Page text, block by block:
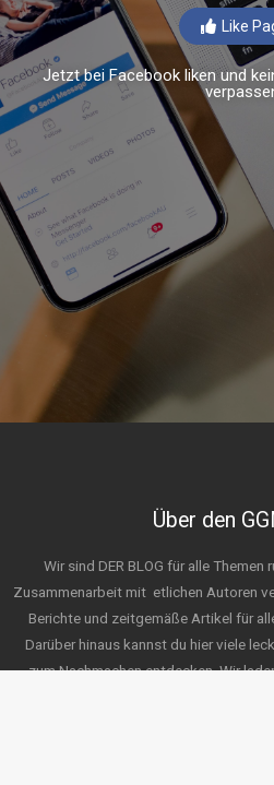
Like
Jetzt bei Facebook liken und
Über den
Wir sind DER BLOG für alle Themen
Zusammenarbeit mit etlichen Autoren
Berichte und zeitgemäße Artikel für
Darüber hinaus kannst du hier viele
zum Nachmachen entdecken. Wir